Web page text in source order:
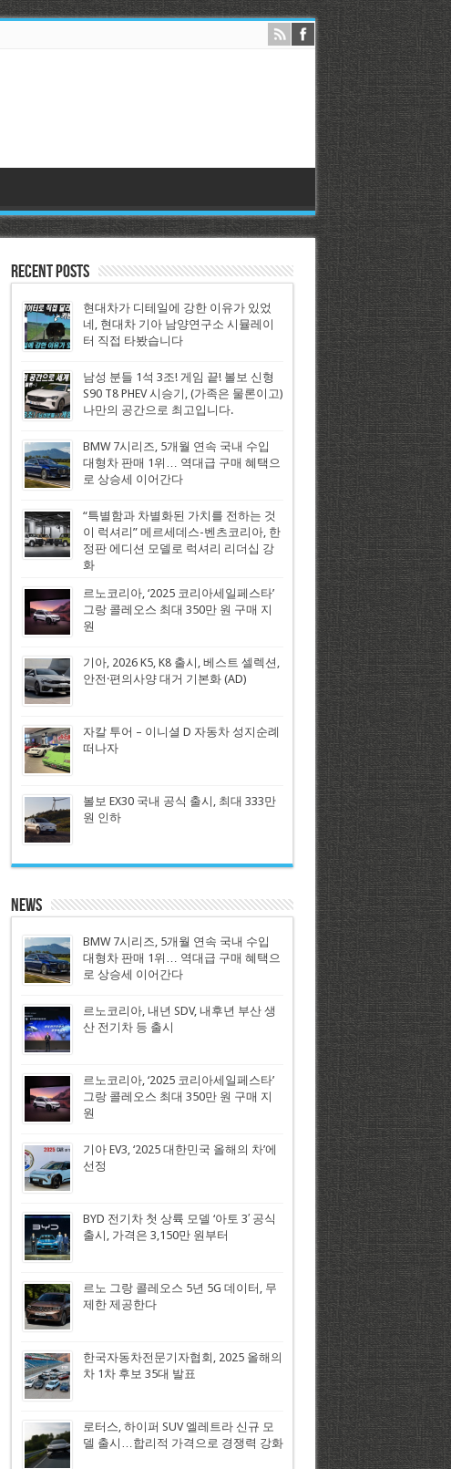
Recent Posts
현대차가 디테일에 강한 이유가 있었
네, 현대차 기아 남양연구소 시뮬레이
터 직접 타봤습니다
남성 분들 1석 3조! 게임 끝! 볼보 신형
S90 T8 PHEV 시승기, (가족은 물론이고)
나만의 공간으로 최고입니다.
BMW 7시리즈, 5개월 연속 국내 수입
대형차 판매 1위… 역대급 구매 혜택으
로 상승세 이어간다
“특별함과 차별화된 가치를 전하는 것
이 럭셔리” 메르세데스-벤츠코리아, 한
정판 에디션 모델로 럭셔리 리더십 강
화
르노코리아, ‘2025 코리아세일페스타’
그랑 콜레오스 최대 350만 원 구매 지
원
기아, 2026 K5, K8 출시, 베스트 셀렉션,
안전·편의사양 대거 기본화 (AD)
자칼 투어 – 이니셜 D 자동차 성지순례
떠나자
볼보 EX30 국내 공식 출시, 최대 333만
원 인하
News
BMW 7시리즈, 5개월 연속 국내 수입
대형차 판매 1위… 역대급 구매 혜택으
로 상승세 이어간다
르노코리아, 내년 SDV, 내후년 부산 생
산 전기차 등 출시
르노코리아, ‘2025 코리아세일페스타’
그랑 콜레오스 최대 350만 원 구매 지
원
기아 EV3, ‘2025 대한민국 올해의 차’에
선정
BYD 전기차 첫 상륙 모델 ‘아토 3′ 공식
출시, 가격은 3,150만 원부터
르노 그랑 콜레오스 5년 5G 데이터, 무
제한 제공한다
한국자동차전문기자협회, 2025 올해의
차 1차 후보 35대 발표
로터스, 하이퍼 SUV 엘레트라 신규 모
델 출시…합리적 가격으로 경쟁력 강화